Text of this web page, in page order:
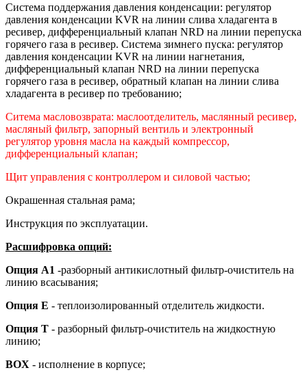
Система поддержания давления конденсации: регулятор
давления конденсации KVR на линии слива хладагента в
ресивер, дифференциальный клапан NRD на линии перепуска
горячего газа в ресивер. Система зимнего пуска: регулятор
давления конденсации KVR на линии нагнетания,
дифференциальный клапан NRD на линии перепуска
горячего газа в ресивер, обратный клапан на линии слива
хладагента в ресивер по требованию;
Ситема масловозврата: маслоотделитель, маслянный ресивер,
масляный фильтр, запорный вентиль и электронный
регулятор уровня масла на каждый компрессор,
дифференциальный клапан;
Щит управления с контроллером и силовой частью;
Окрашенная стальная рама;
Инструкция по эксплуатации.
Расшифровка опций:
Опция А1 -разборный антикислотный фильтр-очиститель на
линию всасывания;
Опция Е - теплоизолированный отделитель жидкости.
Опция Т - разборный фильтр-очиститель на жидкостную
линию;
BOX - исполнение в корпусе;